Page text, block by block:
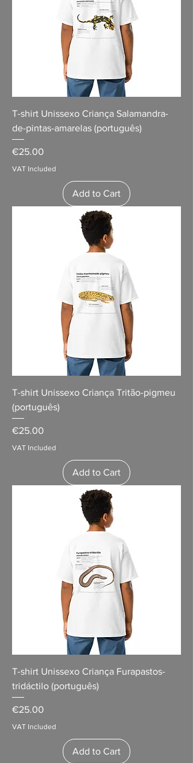
T-shirt Unissexo Criança Salamandra-
de-pintas-amarelas (português)
Price
€25.00
VAT Included
Add to Cart
T-shirt Unissexo Criança Tritão-pigmeu
(português)
Price
€25.00
VAT Included
Add to Cart
T-shirt Unissexo Criança Furapastos-
tridáctilo (português)
Price
€25.00
VAT Included
Add to Cart